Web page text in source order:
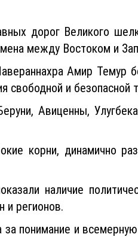
дорог Великого
между Востоком и
Амир Темур
свободной и безопасной
Авиценны,
корни, динамично
наличие
и регионов.
за понимание и